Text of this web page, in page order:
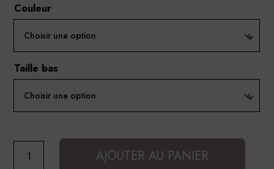
Couleur
Taille bas
AJOUTER AU PANIER